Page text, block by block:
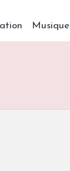
Musique